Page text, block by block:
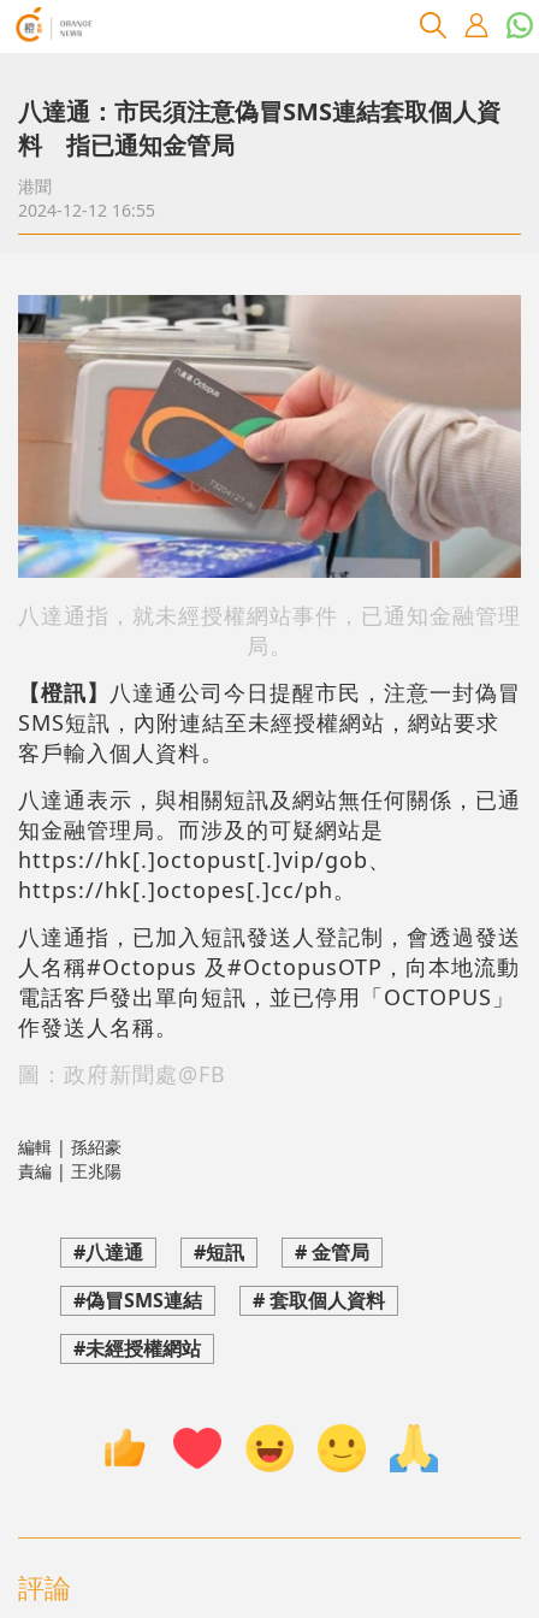
八達通：市民須注意偽冒SMS連結套取個人資
料 指已通知金管局
港聞
2024-12-12 16:55
八達通指，就未經授權網站事件，已通知金融管理
局。
【橙訊】 八達通公司今日提醒市民，注意一封偽冒
SMS短訊，內附連結至未經授權網站，網站要求
客戶輸入個人資料。
八達通表示，與相關短訊及網站無任何關係，已通
知金融管理局。而涉及的可疑網站是
https://hk[.]octopust[.]vip/gob、
https://hk[.]octopes[.]cc/ph。
八達通指，已加入短訊發送人登記制，會透過發送
人名稱#Octopus 及#OctopusOTP，向本地流動
電話客戶發出單向短訊，並已停用「OCTOPUS」
作發送人名稱。
圖：政府新聞處@FB
編輯 | 孫紹豪
責編 | 王兆陽
#八達通 #短訊
# 金管局
#偽冒SMS連結
# 套取個人資料
#未經授權網站
評論